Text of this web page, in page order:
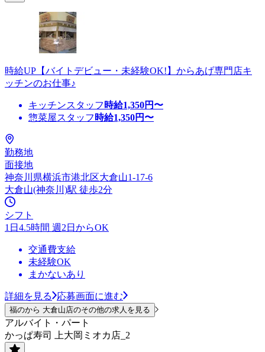
時給UP【バイトデビュー・未経験OK!】からあげ専門店キ
ッチンのお仕事♪
キッチンスタッフ 時給1,350円〜
惣菜屋スタッフ 時給1,350円〜
勤務地
面接地
神奈川県横浜市港北区大倉山1-17-6
大倉山(神奈川)駅 徒歩2分
シフト
1日4.5時間 週2日からOK
交通費支給
未経験OK
まかないあり
詳細を見る 応募画面に進む
福のから 大倉山店のその他の求人を見る
アルバイト・パート
かっぱ寿司 上大岡ミオカ店_2